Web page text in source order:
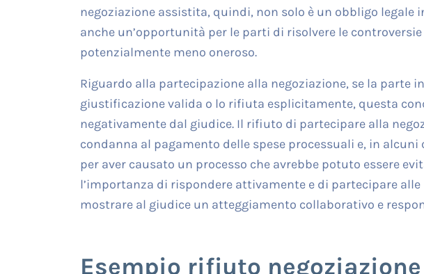
negoziazione assistita, quindi, non solo è un obbligo legale
anche un’opportunità per le parti di risolvere le
potenzialmente meno oneroso.
Riguardo alla partecipazione alla negoziazione, se la parte
giustificazione valida o lo rifiuta esplicitamente, questa
negativamente dal giudice. Il rifiuto di partecipare alla
condanna al pagamento delle spese processuali e, in
per aver causato un processo che avrebbe potuto essere
l’importanza di rispondere attivamente e di partecipare
mostrare al giudice un atteggiamento collaborativo e
Esempio rifiuto